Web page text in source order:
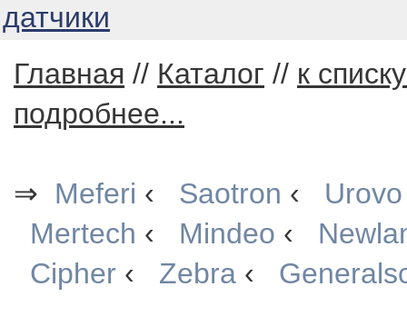
датчики
Главная // Каталог // к
подробнее...
⇒ Meferi ‹ Saotron ‹ Urovo
Mertech ‹ Mindeo ‹
Cipher ‹ Zebra ‹